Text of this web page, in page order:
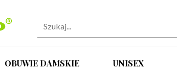
OBUWIE DAMSKIE UNISEX